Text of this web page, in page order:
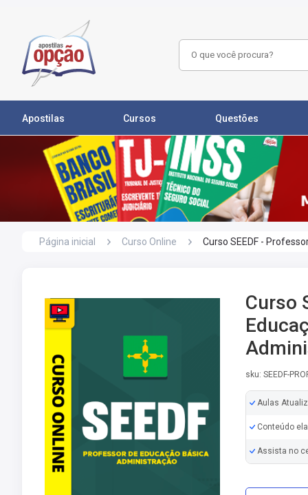
Apostilas Cursos Questões
Página inicial Curso Online Curso SEEDF -
Curso
sku: SEEDF-
Aulas
Conteúdo
Assista no